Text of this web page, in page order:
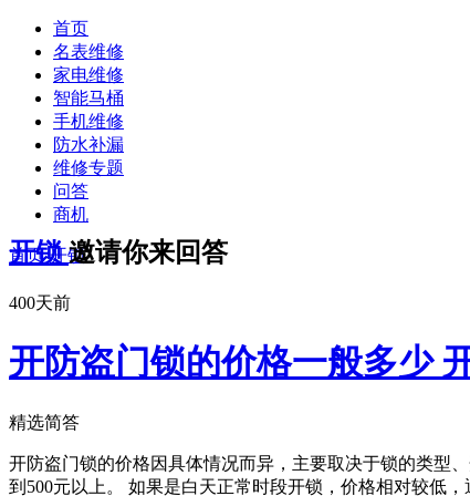
首页
名表维修
家电维修
智能马桶
手机维修
防水补漏
维修专题
问答
商机
首页-开锁
开锁邀请你来回答
400天前
开防盗门锁的价格一般多少
精选简答
开防盗门锁的价格因具体情况而异，主要取决于锁的类型
到500元以上。 如果是白天正常时段开锁，价格相对较低